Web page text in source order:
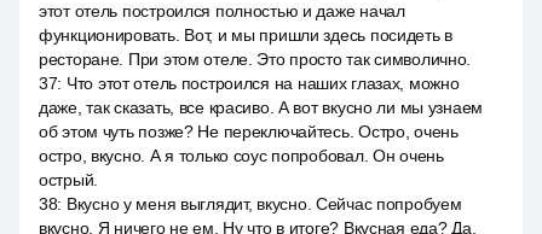
этот отель построился полностью и даже начал
функционировать. Вот, и мы пришли здесь посидеть в
ресторане. При этом отеле. Это просто так символично.
37: Что этот отель построился на наших глазах, можно
даже, так сказать, все красиво. А вот вкусно ли мы узнаем
об этом чуть позже? Не переключайтесь. Остро, очень
остро, вкусно. А я только соус попробовал. Он очень
острый.
38: Вкусно у меня выглядит, вкусно. Сейчас попробуем
вкусно. Я ничего не ем. Ну что в итоге? Вкусная еда? Да,